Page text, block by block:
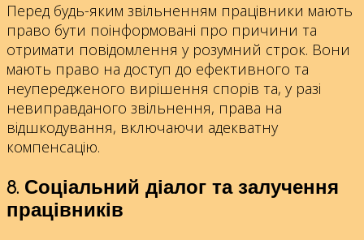
Перед будь-яким звільненням працівники мають
право бути поінформовані про причини та
отримати повідомлення у розумний строк. Вони
мають право на доступ до ефективного та
неупередженого вирішення спорів та, у разі
невиправданого звільнення, права на
відшкодування, включаючи адекватну
компенсацію.
8. Соціальний діалог та залучення
працівників